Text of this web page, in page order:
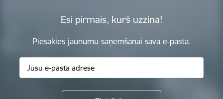
Esi pirmais, kurš uzzina!
Piesakies jaunumu saņemšanai savā e-pastā.